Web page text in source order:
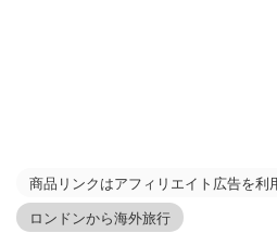
商品リンクはアフィリエイト広告を利
ロンドンから海外旅行